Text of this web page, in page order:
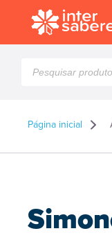
produtos
Página inicial